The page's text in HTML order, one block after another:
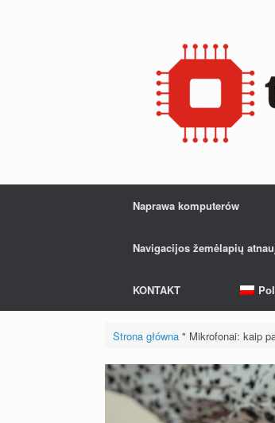
Naprawa komputerów
Navigacijos žemėlapių
KONTAKT
Strona główna" Mikrofonai: kaip